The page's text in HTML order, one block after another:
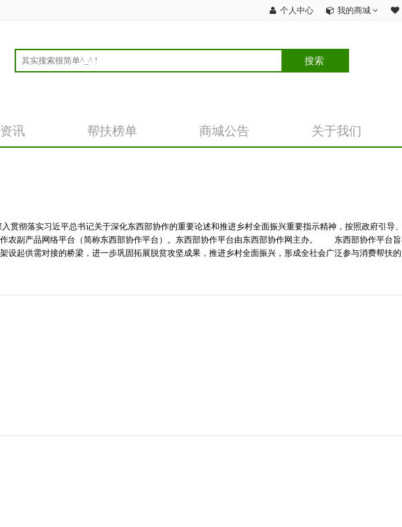
个人中心 我的商城
讯 帮扶榜单 商城公告 关于我们
彻落实习近平总书记关于深化东西部协作的重要论述和推进乡村全面振兴重要指示精神，按照政府引导
农副产品网络平台（简称东西部协作平台）。东西部协作平台由东西部协作网主办。 东西部协作平台
设起供需对接的桥梁，进一步巩固拓展脱贫攻坚成果，推进乡村全面振兴，形成全社会广泛参与消费帮扶